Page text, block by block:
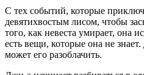
С тех событий, которые
девятихвостым лисом, чтобы
того, как невеста умирает, она
есть вещи, которые она не
может его разоблачить.